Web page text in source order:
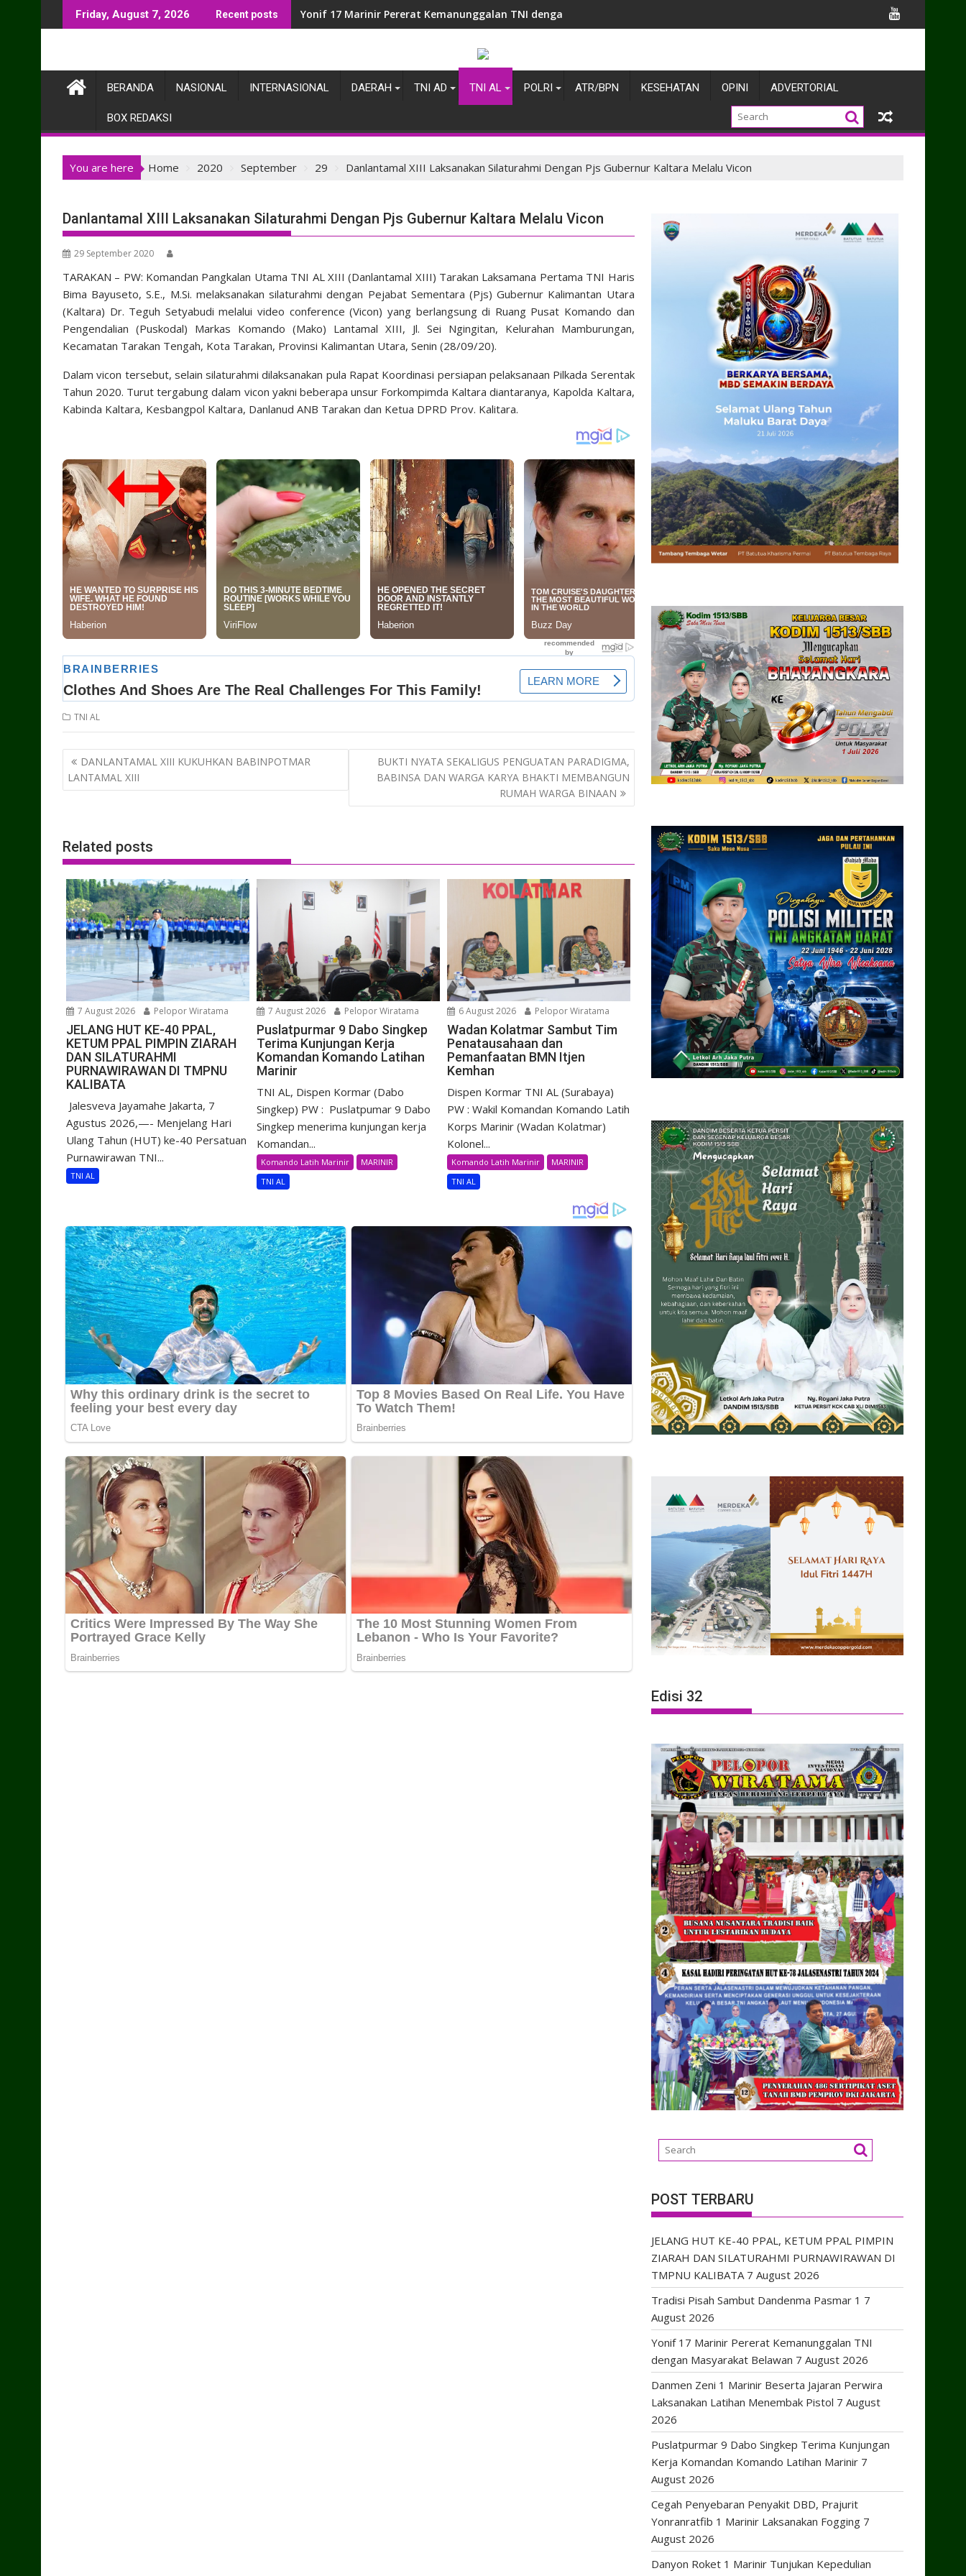
to
Friday, August 7, 2026 Recent posts Yonif 17 Marinir Pererat Kemanunggalan TNI dengan Masyarakat Belawan
BERANDA NASIONAL INTERNASIONAL DAERAH TNI AD TNI AL POLRI ATR/BPN KESEHATAN OPINI ADVERTORIAL
BOX REDAKSI
You are here Home 2020 September 29 Danlantamal XIII Laksanakan Silaturahmi Dengan Pjs Gubernur Kaltara Melalu Vicon
Danlantamal XIII Laksanakan Silaturahmi Dengan Pjs Gubernur Kaltara Melalu Vicon
29 September 2020
TARAKAN – PW: Komandan Pangkalan Utama TNI AL XIII (Danlantamal XIII) Tarakan Laksamana Pertama TNI Haris
Bima Bayuseto, S.E., M.Si. melaksanakan silaturahmi dengan Pejabat Sementara (Pjs) Gubernur Kalimantan Utara
(Kaltara) Dr. Teguh Setyabudi melalui video conference (Vicon) yang berlangsung di Ruang Pusat Komando dan
Pengendalian (Puskodal) Markas Komando (Mako) Lantamal XIII, Jl. Sei Ngingitan, Kelurahan Mamburungan,
Kecamatan Tarakan Tengah, Kota Tarakan, Provinsi Kalimantan Utara, Senin (28/09/20).
Dalam vicon tersebut, selain silaturahmi dilaksanakan pula Rapat Koordinasi persiapan pelaksanaan Pilkada Serentak
Tahun 2020. Turut tergabung dalam vicon yakni beberapa unsur Forkompimda Kaltara diantaranya, Kapolda Kaltara,
Kabinda Kaltara, Kesbangpol Kaltara, Danlanud ANB Tarakan dan Ketua DPRD Prov. Kalitara.
TNI AL
Post
navigation
DANLANTAMAL XIII KUKUHKAN BABINPOTMAR
LANTAMAL XIII
BUKTI NYATA SEKALIGUS PENGUATAN PARADIGMA,
BABINSA DAN WARGA KARYA BHAKTI MEMBANGUN
RUMAH WARGA BINAAN
Related posts
7 August 2026 Pelopor Wiratama
JELANG HUT KE-40 PPAL,
KETUM PPAL PIMPIN ZIARAH
DAN SILATURAHMI
PURNAWIRAWAN DI TMPNU
KALIBATA
​ Jalesveva Jayamahe Jakarta, 7
Agustus 2026,—- Menjelang Hari
Ulang Tahun (HUT) ke-40 Persatuan
Purnawirawan TNI...
TNI AL
7 August 2026 Pelopor Wiratama
Puslatpurmar 9 Dabo Singkep
Terima Kunjungan Kerja
Komandan Komando Latihan
Marinir
TNI AL, Dispen Kormar (Dabo
Singkep) PW : Puslatpumar 9 Dabo
Singkep menerima kunjungan kerja
Komandan...
Komando Latih Marinir
MARINIR
TNI AL
6 August 2026 Pelopor Wiratama
Wadan Kolatmar Sambut Tim
Penatausahaan dan
Pemanfaatan BMN Itjen
Kemhan
Dispen Kormar TNI AL (Surabaya)
PW : Wakil Komandan Komando Latih
Korps Marinir (Wadan Kolatmar)
Kolonel...
Komando Latih Marinir
MARINIR
TNI AL
Edisi 32
POST TERBARU
JELANG HUT KE-40 PPAL, KETUM PPAL PIMPIN
ZIARAH DAN SILATURAHMI PURNAWIRAWAN DI
TMPNU KALIBATA 7 August 2026
Tradisi Pisah Sambut Dandenma Pasmar 1 7
August 2026
Yonif 17 Marinir Pererat Kemanunggalan TNI
dengan Masyarakat Belawan 7 August 2026
Danmen Zeni 1 Marinir Beserta Jajaran Perwira
Laksanakan Latihan Menembak Pistol 7 August
2026
Puslatpurmar 9 Dabo Singkep Terima Kunjungan
Kerja Komandan Komando Latihan Marinir 7
August 2026
Cegah Penyebaran Penyakit DBD, Prajurit
Yonranratfib 1 Marinir Laksanakan Fogging 7
August 2026
Danyon Roket 1 Marinir Tunjukan Kepedulian